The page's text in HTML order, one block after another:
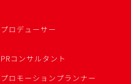
プロデューサー
PRコンサルタント
プロモーションプランナー